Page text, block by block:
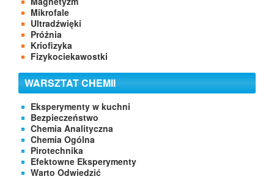
Mikrofale
Ultradźwięki
Próżnia
Kriofizyka
Fizykociekawostki
WARSZTAT CHEMII
Eksperymenty w kuchni
Bezpieczeństwo
Chemia Analityczna
Chemia Ogólna
Pirotechnika
Efektowne Eksperymenty
Warto Odwiedzić